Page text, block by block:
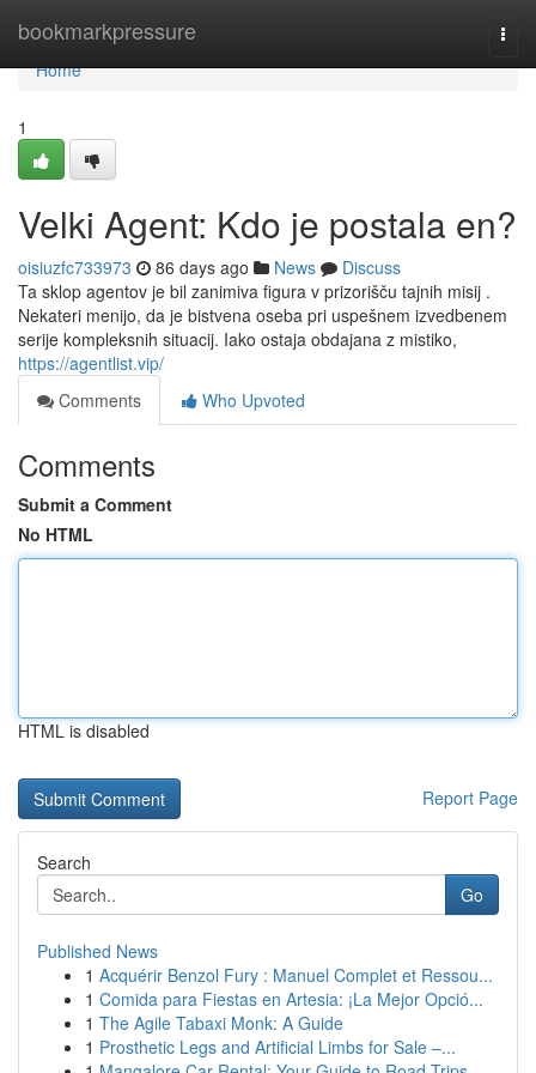
bookmarkpressure
Home
Home
1
Velki Agent: Kdo je postala en?
oisiuzfc733973 86 days ago News
Discuss
Ta sklop agentov je bil zanimiva figura v prizorišču tajnih misij .
Nekateri menijo, da je bistvena oseba pri uspešnem izvedbenem
serije kompleksnih situacij. Iako ostaja obdajana z mistiko,
https://agentlist.vip/
Comments
Who Upvoted
Comments
Submit a Comment
No HTML
HTML is disabled
Report Page
Search
Go
Published News
1 Acquérir Benzol Fury : Manuel Complet et Ressou...
1 Comida para Fiestas en Artesia: ¡La Mejor Opció...
1 The Agile Tabaxi Monk: A Guide
1 Prosthetic Legs and Artificial Limbs for Sale –...